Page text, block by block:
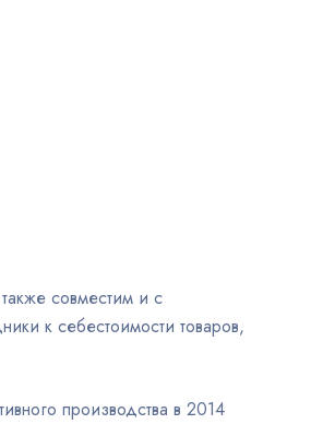
совместим и с
к себестоимости товаров,
производства в 2014